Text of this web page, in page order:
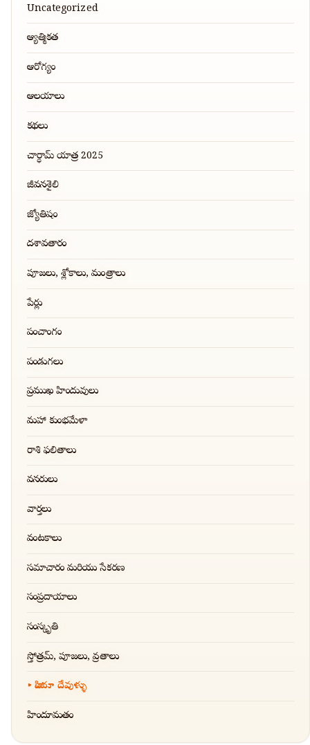
Uncategorized
ఆధ్యాత్మికత
ఆరోగ్యం
ఆలయాలు
కథలు
చార్ధామ్ యాత్ర 2025
జీవనశైలి
జ్యోతిషం
దశావతారం
పూజలు, శ్లోకాలు, మంత్రాలు
పేర్లు
పంచాంగం
పండుగలు
ప్రముఖ హిందువులు
మహా కుంభమేళా
రాశి ఫలితాలు
వనరులు
వార్తలు
వంటకాలు
సమాచారం మరియు సేకరణ
సంప్రదాయాలు
సంస్కృతి
స్తోత్రమ్, పూజలు, వ్రతాలు
హిందూ దేవుళ్ళు
హిందూమతం